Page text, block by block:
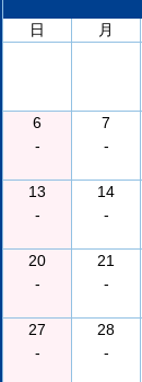
日
月
6
-
7
-
13
-
14
-
20
-
21
-
27
-
28
-